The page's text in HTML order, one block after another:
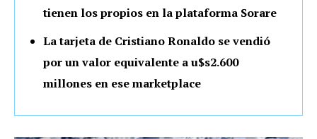
tienen los propios en la plataforma Sorare
La tarjeta de Cristiano Ronaldo se vendió
por un valor equivalente a u$s2.600
millones en ese marketplace